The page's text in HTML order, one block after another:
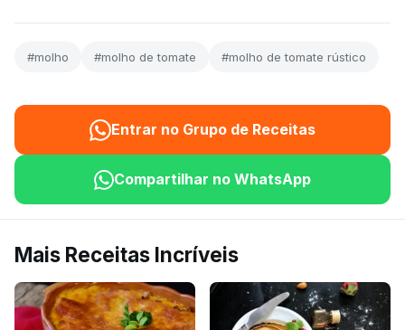
#molho #molho de tomate #molho de tomate rústico
Entrar no Grupo de Receitas
Compartilhar no WhatsApp
Mais Receitas Incríveis